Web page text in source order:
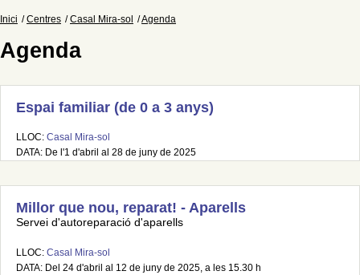
Inici Centres Casal Mira-sol Agenda
Agenda
Espai familiar (de 0 a 3 anys)
LLOC: Casal Mira-sol
DATA: De l'1 d'abril al 28 de juny de 2025
Millor que nou, reparat! - Aparells
Servei d'autoreparació d'aparells
LLOC: Casal Mira-sol
DATA: Del 24 d'abril al 12 de juny de 2025, a les 15.30 h